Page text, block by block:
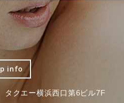
info
クエー横浜西口第6ビル7F